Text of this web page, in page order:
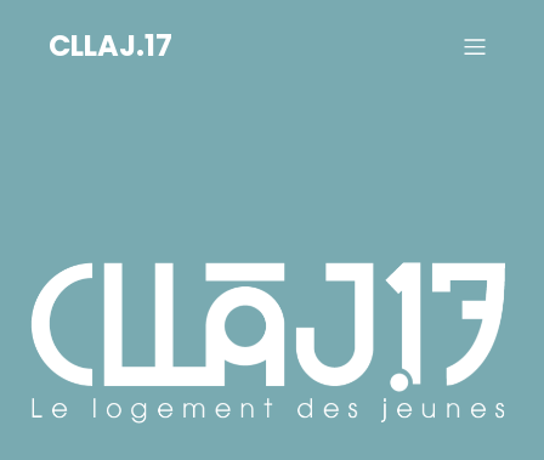
CLLAJ.17